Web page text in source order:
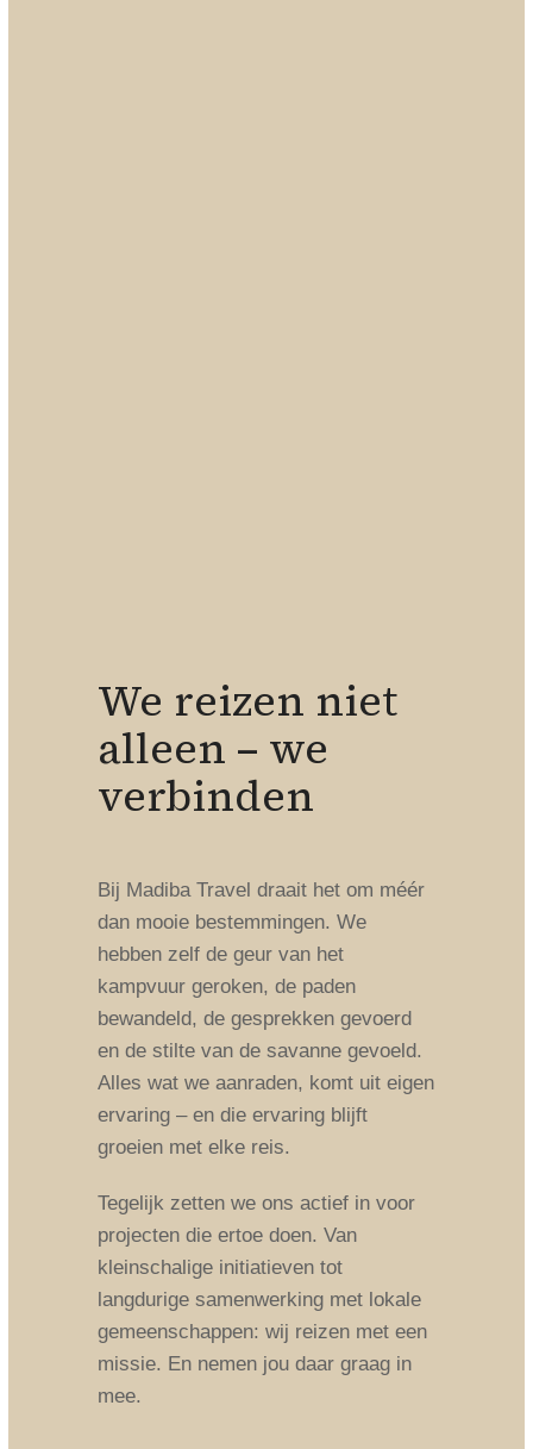
We reizen niet
alleen – we
verbinden
Bij Madiba Travel draait het om méér
dan mooie bestemmingen. We
hebben zelf de geur van het
kampvuur geroken, de paden
bewandeld, de gesprekken gevoerd
en de stilte van de savanne gevoeld.
Alles wat we aanraden, komt uit eigen
ervaring – en die ervaring blijft
groeien met elke reis.
Tegelijk zetten we ons actief in voor
projecten die ertoe doen. Van
kleinschalige initiatieven tot
langdurige samenwerking met lokale
gemeenschappen: wij reizen met een
missie. En nemen jou daar graag in
mee.